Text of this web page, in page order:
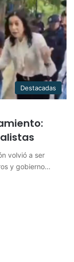
Destacadas
volvió a ser
y gobierno…